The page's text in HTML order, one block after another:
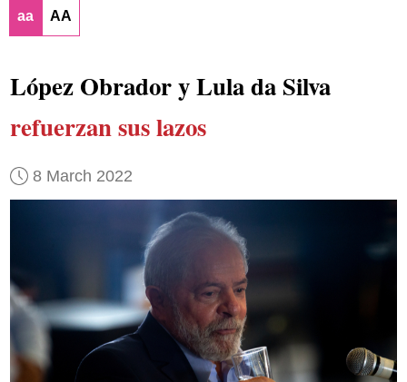
aa AA
López Obrador y Lula da Silva
refuerzan sus lazos
8 March 2022